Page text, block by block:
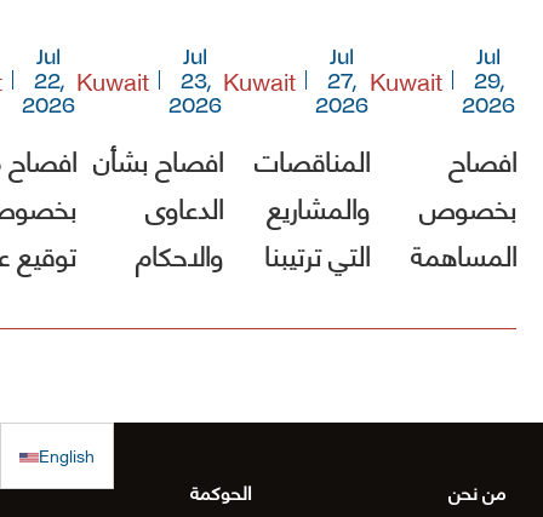
Jul
29,
2026
Kuwait
افصاح
بخصوص
المساهمة
Jul
27,
2026
Kuwait
المناقصات
والمشاريع
التي ترتيبنا
بالترسية بعد
Jul
23,
2026
Kuwait
افصاح بشأن
الدعاوى
والاحكام
Jul
22,
2026
توقيع
منطقة
English
من نحن الحوكمة